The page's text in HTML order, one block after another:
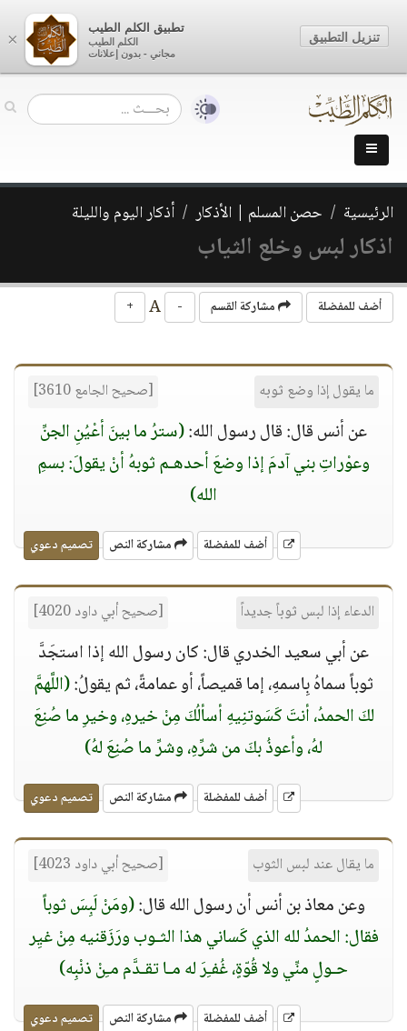
الرئيسية حصن المسلم | الأذكار أذكار اليوم والليلة
اذكار لبس وخلع الثياب
أضف للمفضلة مشاركة القسم -
+
ما يقول إذا وضع ثوبه [صحيح الجامع 3610]
عن أنس قال: قال رسول الله:(سترُ ما بينَ أعْيُنِ الجنِّ
وعوْراتِ بني آدمَ إذا وضعَ أحدهـم ثوبهُ أنْ يقولَ: بسمِ
الله)
أضف للمفضلة مشاركة النص تصميم دعوي
الدعاء إذا لبس ثوباً جديداً [صحيح أبي داود 4020]
عن أبي سعيد الخدري قال: كان رسول الله إذا استجَدَّ
ثوباً سماهُ بِاسمهِ، إما قميصاً، أو عمامةً، ثم يقولُ:(اللَّهمَّ
لكَ الحمدُ، أنتَ كَسَوتنِيهِ أسألُكَ مِنْ خيرهِ، وخيرِ ما صُنِعَ
لهُ، وأعوذُ بكَ من شرِّهِ، وشرِّ ما صُنِعَ لهُ)
أضف للمفضلة مشاركة النص تصميم دعوي
ما يقال عند لبس الثوب [صحيح أبي داود 4023]
وعن معاذ بن أنس أن رسول الله قال:(ومَنْ لَبِسَ ثوباً
فقال: الحمدُ لله الذي كَساني هذا الثـوب ورَزَقنيه مِنْ غيِر
حـولٍ منِّي ولا قُوّةٍ، غُفـِرَ له مـا تقـدَّم مـِنْ ذنْبِه)
أضف للمفضلة مشاركة النص تصميم دعوي
×
تطبيق الكلم الطيب
الكلم الطيب
مجاني - بدون إعلانات
تنزيل التطبيق